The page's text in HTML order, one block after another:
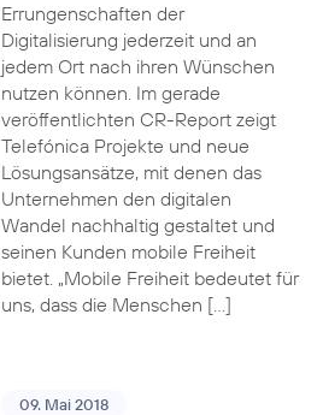
Errungenschaften der
Digitalisierung jederzeit und an
jedem Ort nach ihren Wünschen
nutzen können. Im gerade
veröffentlichten CR-Report zeigt
Telefónica Projekte und neue
Lösungsansätze, mit denen das
Unternehmen den digitalen
Wandel nachhaltig gestaltet und
seinen Kunden mobile Freiheit
bietet. „Mobile Freiheit bedeutet für
uns, dass die Menschen […]
09. Mai 2018